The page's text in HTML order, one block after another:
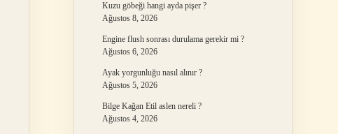
Kuzu göbeği hangi ayda pişer ?
Ağustos 8, 2026
Engine flush sonrası durulama gerekir mi ?
Ağustos 6, 2026
Ayak yorgunluğu nasıl alınır ?
Ağustos 5, 2026
Bilge Kağan Etil aslen nereli ?
Ağustos 4, 2026